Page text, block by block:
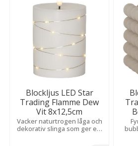
Blockljus LED Star
Trading Flamme Dew
Vit 8x12,5cm
Vacker naturtrogen låga och
dekorativ slinga som ger ett